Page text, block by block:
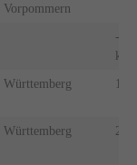
Vorpommern
-55
kg
Württemberg 1.
Württemberg 2.